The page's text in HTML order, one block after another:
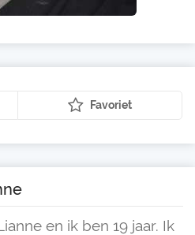
Favoriet
en ik ben 19 jaar. Ik